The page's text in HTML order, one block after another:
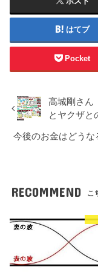
はてブ
Pocket
高城剛さ
とヤクザと
今後のお金はどう
RECOMMEND こ